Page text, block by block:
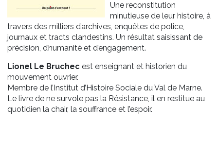
Une reconstitution
minutieuse de leur histoire, à
travers des milliers d’archives, enquêtes de police,
journaux et tracts clandestins. Un résultat saisissant de
précision, d’humanité et d’engagement.
Lionel Le Bruchec est enseignant et historien du
mouvement ouvrier.
Membre de l’Institut d’Histoire Sociale du Val de Marne.
Le livre de ne survole pas la Résistance, il en restitue au
quotidien la chair, la souffrance et l’espoir.